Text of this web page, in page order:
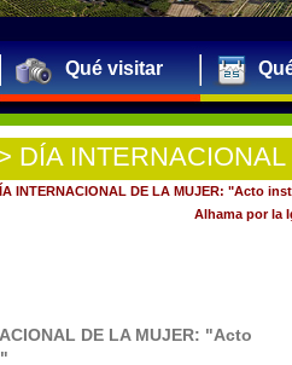
Qué visitar
DÍA INTERNACIONAL
Alhama por la
INTERNACIONAL DE LA MUJER: "Acto
Alhama por la
DE LA MUJER: "Acto